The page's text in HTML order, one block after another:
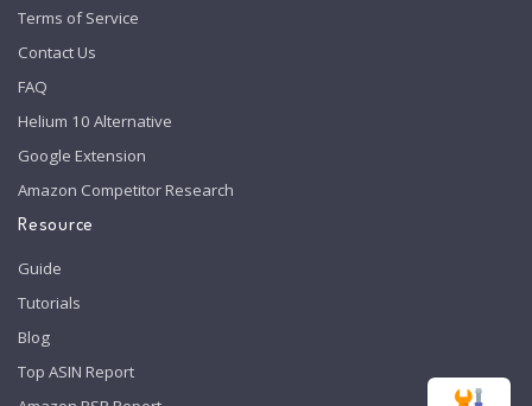
Terms of Service
Contact Us
FAQ
Helium 10 Alternative
Google Extension
Amazon Competitor Research
Resource
Guide
Tutorials
Blog
Top ASIN Report